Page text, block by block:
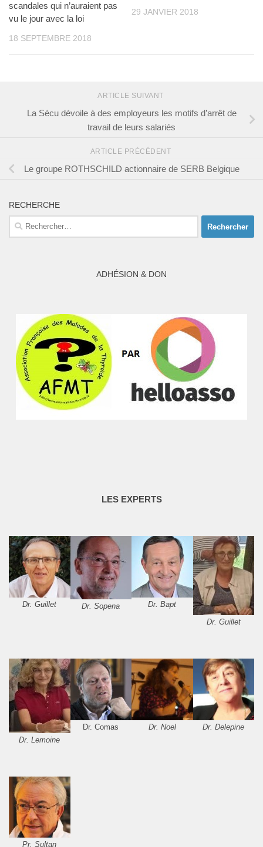
scandales qui n’auraient pas
vu le jour avec la loi
18 SEPTEMBRE 2018
29 JANVIER 2018
ARTICLE SUIVANT
La Sécu dévoile à des employeurs les motifs d’arrêt de
travail de leurs salariés
ARTICLE PRÉCÉDENT
Le groupe ROTHSCHILD actionnaire de SERB Belgique
RECHERCHE
Rechercher :
ADHÉSION & DON
LES EXPERTS
Dr. Guillet Dr. Sopena Dr. Bapt
Dr. Guillet
Dr. Lemoine
Dr. Comas Dr. Noel Dr. Delepine
Pr. Sultan